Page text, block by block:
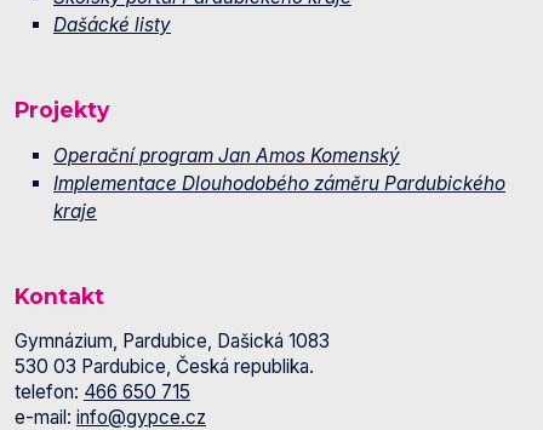
Dašácké listy
Projekty
Operační program Jan Amos Komenský
Implementace Dlouhodobého záměru Pardubického
kraje
Kontakt
Gymnázium, Pardubice, Dašická 1083
530 03 Pardubice, Česká republika.
telefon: 466 650 715
e-mail: info@gypce.cz